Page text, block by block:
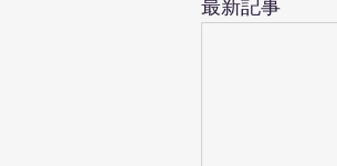
最新記事